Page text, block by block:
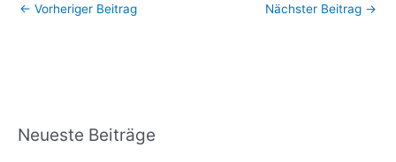
← Vorheriger Beitrag Nächster Beitrag →
Neueste Beiträge